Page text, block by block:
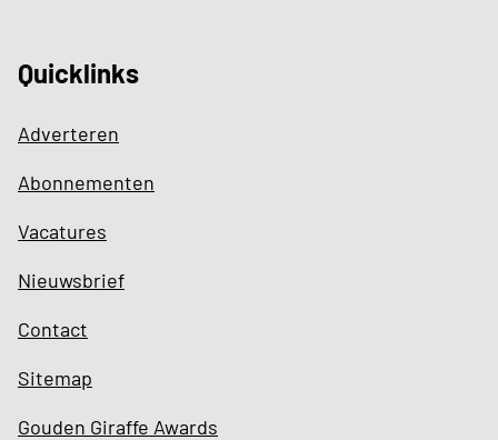
Quicklinks
Adverteren
Abonnementen
Vacatures
Nieuwsbrief
Contact
Sitemap
Gouden Giraffe Awards